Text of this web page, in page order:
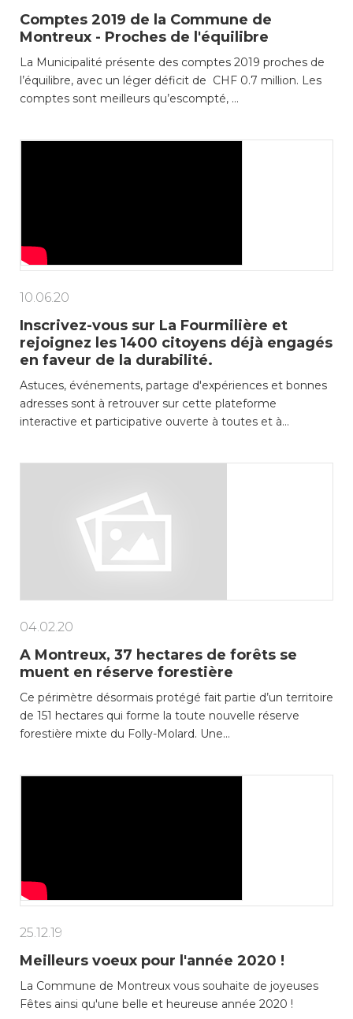
consulter les disponibilités
des cartes CFF, créez ou
connectez-vous à votre
compte citoyen en cliquant
sur l’une des catégories ci-
dessus. Pour effectuer
cliquez sur l’une des
Construction et travaux
Enfance/jeunesse
Mobilité
Subventions, subsides, rabais
Comptes 2019 de la Commune de
Montreux - Proches de l'équilibre
La Municipalité présente des comptes 2019 proches de
l’équilibre, avec un léger déficit de CHF 0.7 million. Les
comptes sont meilleurs qu’escompté, …
10.06.20
Inscrivez-vous sur La Fourmilière et
rejoignez les 1400 citoyens déjà engagés
en faveur de la durabilité.
Astuces, événements, partage d'expériences et bonnes
adresses sont à retrouver sur cette plateforme
interactive et participative ouverte à toutes et à…
04.02.20
A Montreux, 37 hectares de forêts se
muent en réserve forestière
Ce périmètre désormais protégé fait partie d’un territoire
de 151 hectares qui forme la toute nouvelle réserve
forestière mixte du Folly-Molard. Une…
25.12.19
Meilleurs voeux pour l'année 2020 !
La Commune de Montreux vous souhaite de joyeuses
Fêtes ainsi qu'une belle et heureuse année 2020 !